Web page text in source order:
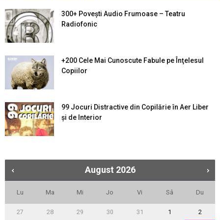
300+ Povești Audio Frumoase – Teatru
Radiofonic
+200 Cele Mai Cunoscute Fabule pe Înţelesul
Copiilor
99 Jocuri Distractive din Copilărie în Aer Liber
şi de Interior
August 2026
Lu Ma Mi Jo Vi Sâ Du
27 28 29 30 31 1 2